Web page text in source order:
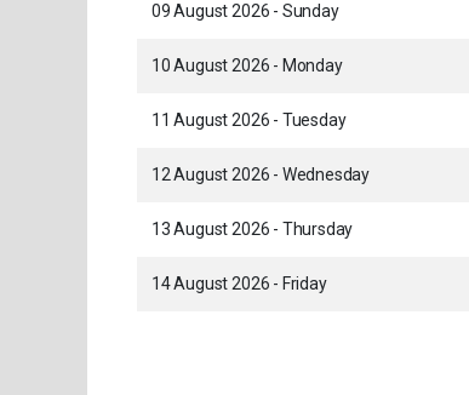
09 August 2026 - Sunday
10 August 2026 - Monday
11 August 2026 - Tuesday
12 August 2026 - Wednesday
13 August 2026 - Thursday
14 August 2026 - Friday